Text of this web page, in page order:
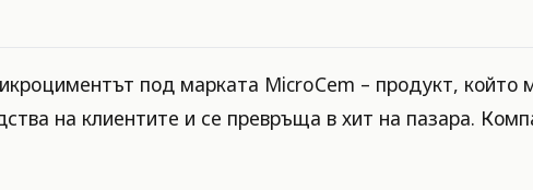
под марката MicroCem – продукт,
на клиентите и се превръща в хит на пазара.